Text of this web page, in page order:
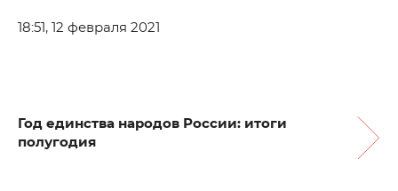
18:51, 12 февраля 2021
Год единства народов России: итоги
полугодия